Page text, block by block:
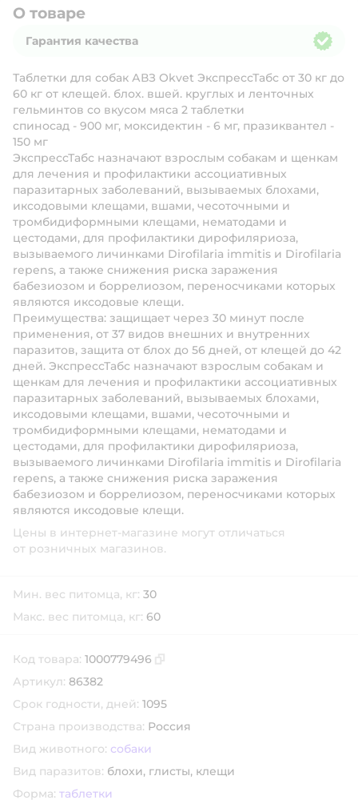
О товаре
Гарантия качества
Таблетки для собак АВЗ Okvet ЭкспрессТабс от 30 кг до
60 кг от клещей. блох. вшей. круглых и ленточных
гельминтов со вкусом мяса 2 таблетки
спиносад - 900 мг, моксидектин - 6 мг, празиквантел -
150 мг
ЭкспрессТабс назначают взрослым собакам и щенкам
для лечения и профилактики ассоциативных
паразитарных заболеваний, вызываемых блохами,
иксодовыми клещами, вшами, чесоточными и
тромбидиформными клещами, нематодами и
цестодами, для профилактики дирофиляриоза,
вызываемого личинками Dirofilaria immitis и Dirofilaria
repens, а также снижения риска заражения
бабезиозом и боррелиозом, переносчиками которых
являются иксодовые клещи.
Преимущества: защищает через 30 минут после
применения, от 37 видов внешних и внутренних
паразитов, защита от блох до 56 дней, от клещей до 42
дней. ЭкспрессТабс назначают взрослым собакам и
щенкам для лечения и профилактики ассоциативных
паразитарных заболеваний, вызываемых блохами,
иксодовыми клещами, вшами, чесоточными и
тромбидиформными клещами, нематодами и
цестодами, для профилактики дирофиляриоза,
вызываемого личинками Dirofilaria immitis и Dirofilaria
repens, а также снижения риска заражения
бабезиозом и боррелиозом, переносчиками которых
являются иксодовые клещи.
Цены в интернет-магазине могут отличаться
от розничных магазинов.
Мин. вес питомца, кг: 30
Макс. вес питомца, кг: 60
Код товара: 1000779496
Артикул: 86382
Срок годности, дней: 1095
Страна производства: Россия
Вид животного: собаки
Вид паразитов: блохи, глисты, клещи
Форма: таблетки